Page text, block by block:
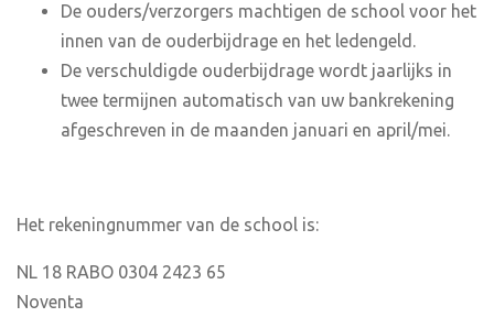
De ouders/verzorgers machtigen de school voor het
innen van de ouderbijdrage en het ledengeld.
De verschuldigde ouderbijdrage wordt jaarlijks in
twee termijnen automatisch van uw bankrekening
afgeschreven in de maanden januari en april/mei.
Het rekeningnummer van de school is:
NL 18 RABO 0304 2423 65
Noventa